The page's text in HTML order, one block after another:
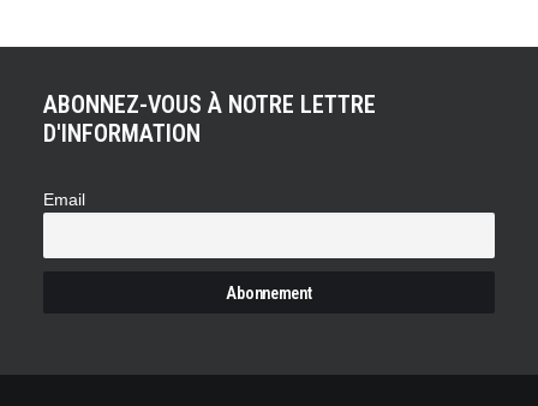
ABONNEZ-VOUS À NOTRE LETTRE
D'INFORMATION
Email